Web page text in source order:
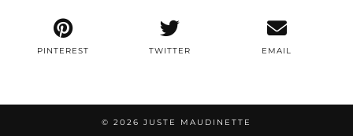
TWITTER
PINTEREST EMAIL
© 2026 JUSTE MAUDINETTE